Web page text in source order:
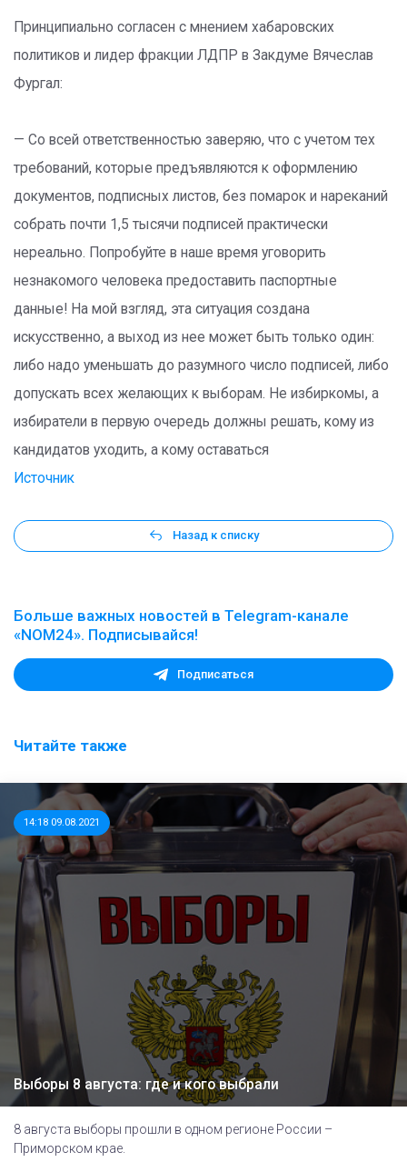
Принципиально согласен с мнением хабаровских
политиков и лидер фракции ЛДПР в Закдуме Вячеслав
Фургал:
— Со всей ответственностью заверяю, что с учетом тех
требований, которые предъявляются к оформлению
документов, подписных листов, без помарок и нареканий
собрать почти 1,5 тысячи подписей практически
нереально. Попробуйте в наше время уговорить
незнакомого человека предоставить паспортные
данные! На мой взгляд, эта ситуация создана
искусственно, а выход из нее может быть только один:
либо надо уменьшать до разумного число подписей, либо
допускать всех желающих к выборам. Не избиркомы, а
избиратели в первую очередь должны решать, кому из
кандидатов уходить, а кому оставаться
Источник
Назад к списку
Больше важных новостей в Telegram-канале
«NOM24». Подписывайся!
Подписаться
Читайте также
14:18 09.08.2021
Выборы 8 августа: где и кого выбрали
8 августа выборы прошли в одном регионе России –
Приморском крае.